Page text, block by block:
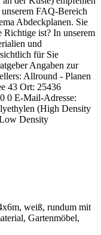
FAQ-Bereich
Abdeckplanen. Sie
Richtige ist? In unserem
und
für Sie
Angaben zur
Allround - Planen
43 Ort: 25436
0 E-Mail-Adresse:
(High Density
Density